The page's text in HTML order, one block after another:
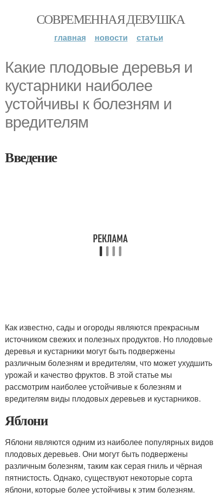
СОВРЕМЕННАЯ ДЕВУШКА
главная новости статьи
Какие плодовые деревья и
кустарники наиболее
устойчивы к болезням и
вредителям
Введение
Как известно, сады и огороды являются прекрасным
источником свежих и полезных продуктов. Но плодовые
деревья и кустарники могут быть подвержены
различным болезням и вредителям, что может ухудшить
урожай и качество фруктов. В этой статье мы
рассмотрим наиболее устойчивые к болезням и
вредителям виды плодовых деревьев и кустарников.
Яблони
Яблони являются одним из наиболее популярных видов
плодовых деревьев. Они могут быть подвержены
различным болезням, таким как серая гниль и чёрная
пятнистость. Однако, существуют некоторые сорта
яблони, которые более устойчивы к этим болезням.